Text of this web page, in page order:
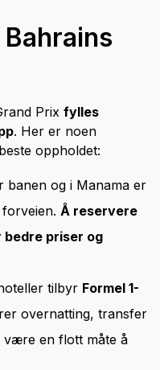
Prix fylles
. Her er noen
oppholdet:
og i Manama er
Å reservere
bedre priser og
tilbyr Formel 1-
overnatting, transfer
være en flott måte å